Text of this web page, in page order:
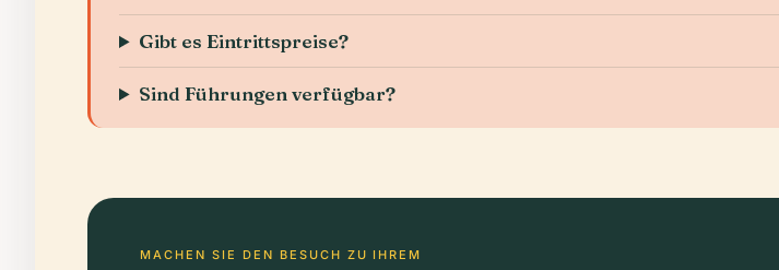
Gibt es Eintrittspreise?
Sind Führungen verfügbar?
MACHEN SIE DEN BESUCH ZU IHREM